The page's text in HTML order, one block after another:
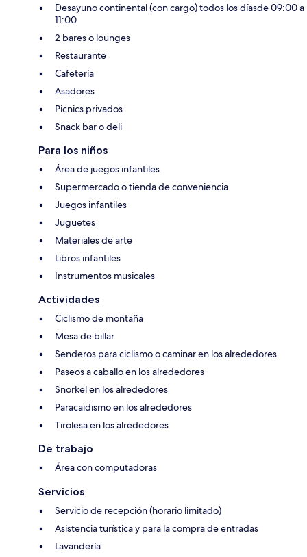
Desayuno continental (con cargo) todos los díasde 09:00 a
11:00
2 bares o lounges
Restaurante
Cafetería
Asadores
Picnics privados
Snack bar o deli
Para los niños
Área de juegos infantiles
Supermercado o tienda de conveniencia
Juegos infantiles
Juguetes
Materiales de arte
Libros infantiles
Instrumentos musicales
Actividades
Ciclismo de montaña
Mesa de billar
Senderos para ciclismo o caminar en los alrededores
Paseos a caballo en los alrededores
Snorkel en los alrededores
Paracaidismo en los alrededores
Tirolesa en los alrededores
De trabajo
Área con computadoras
Servicios
Servicio de recepción (horario limitado)
Asistencia turística y para la compra de entradas
Lavandería